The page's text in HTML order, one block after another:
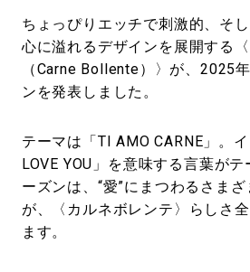
ちょっぴりエッチで刺激的、そ
心に溢れるデザインを展開する
（Carne Bollente）〉が、2025
ンを発表しました。
テーマは「TI AMO CARNE」。
LOVE YOU」を意味する言葉が
ーズンは、“愛”にまつわるさま
が、〈カルネボレンテ〉らしさ
ます。